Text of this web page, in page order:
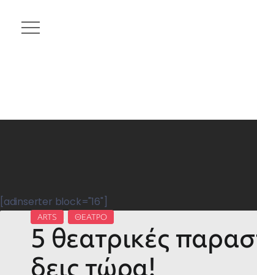
[adinserter block="16"]
ARTS ΘΕΑΤΡΟ
5 θεατρικές
δεις τώρα!